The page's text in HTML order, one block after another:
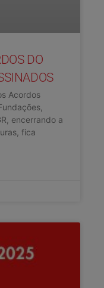
DO
Acordos
encerrando a
fica